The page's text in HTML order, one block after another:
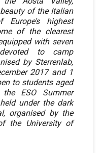
of the Italian
highest
of the clearest
with seven
to camp
by Sterrenlab,
2017 and 1
to students aged
ESO Summer
under the dark
organised by the
the University of